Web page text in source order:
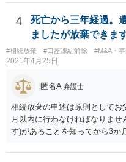
述の手続ということだと思い
いということではなく、身分
る程度の金額に留まると考え
に葬儀費用を支出する経済力
ば相続財産から支出しても単純
で、相続放棄申述が受理される
4
死亡から三年経過。
ましたが放棄できま
#相続放棄 #口座凍結解除 #M&A・
2021年4月25日
匿名A 弁護士
相続放棄の申述は原則として
月以内に行わなければなりま
す)があることを知ってから3か
したら、早急に家裁に行って